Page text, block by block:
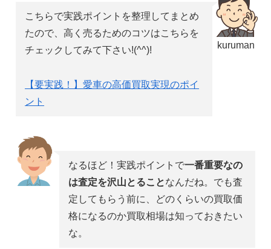
kuruman
こちらで実践ポイントを整理してまとめ
たので、高く売るためのコツはこちらを
チェックしてみて下さい!(^^)!
【要実践！】愛車の高価買取実現のポイ
ント
なるほど！実践ポイントで一番重要なの
は査定を沢山とることなんだね。でも査
定してもらう前に、どのくらいの買取価
格になるのか買取相場は知っておきたい
な。